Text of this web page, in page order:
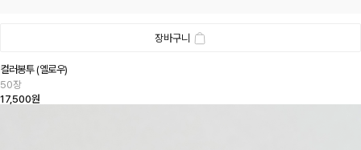
장바구니
컬러봉투 (옐로우)
50장
17,500원